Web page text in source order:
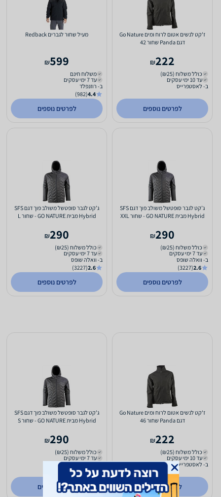
ז'קט לנשים אטום לרוח ומים Go Nature
דגם Panda שחור 42
222
₪
כולל משלוח (₪25)
עד 10 ימי עסקים
ב- לאסטפרייס
לפרטים נוספים
מעיל שחור לגברים Redback
599
₪
משלוח חינם
עד 7 ימי עסקים
ב- רוזנפלד
4.4
(982)
לפרטים נוספים
ג’קט לגבר סופטשל משולב פוך דגם SFS
Hybrid מבית GO NATURE - שחור XXL
290
₪
כולל משלוח (₪25)
עד 7 ימי עסקים
ב- וואלה שופס
2.6
(3227)
לפרטים נוספים
ג’קט לגבר סופטשל משולב פוך דגם SFS
Hybrid מבית GO NATURE - שחור L
290
₪
כולל משלוח (₪25)
עד 7 ימי עסקים
ב- וואלה שופס
2.6
(3227)
לפרטים נוספים
ז'קט לנשים אטום לרוח ומים Go Nature
דגם Panda שחור 46
222
₪
כולל משלוח (₪25)
עד 10 ימי עסקים
ב- לאסטפרייס
לפרטים נוספים
ג’קט לגבר סופטשל משולב פוך דגם SFS
Hybrid מבית GO NATURE - שחור S
290
₪
כולל משלוח (₪25)
עד 7 ימי עסקים
ב- וואלה שופס
2.6
(3227)
לפרטים נוספים